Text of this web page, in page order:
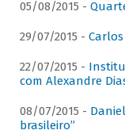
05/08/2015 -
29/07/2015 -
22/07/2015 -
com Alexandre
08/07/2015 -
brasileiro”